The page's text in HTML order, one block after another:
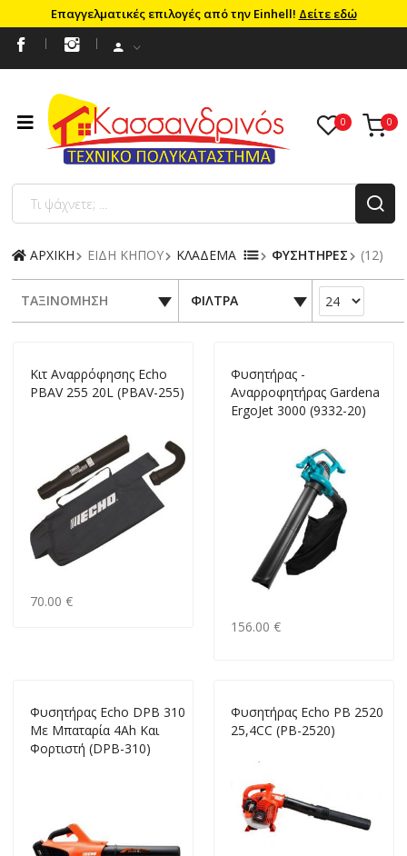
Επαγγελματικές επιλογές από την Einhell! Δείτε εδώ
ΑΡΧΙΚΗ ΕΙΔΗ ΚΗΠΟΥ ΚΛΑΔΕΜΑ ΦΥΣΗΤΗΡΕΣ (12)
ΤΑΞΙΝΟΜΗΣΗ ΦΙΛΤΡΑ
Κιτ Αναρρόφησης Echo
PBAV 255 20L (PBAV-255)
70.00 €
Φυσητήρας -
Αναρροφητήρας Gardena
ErgoJet 3000 (9332-20)
156.00 €
Φυσητήρας Echo DPB 310
Με Μπαταρία 4Αh Και
Φορτιστή (DPB-310)
Φυσητήρας Echo PB 2520
25,4CC (PB-2520)